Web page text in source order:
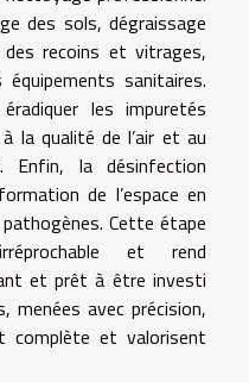
des sols, dégraissage
recoins et vitrages,
sanitaires.
les impuretés
la qualité de l’air et au
la désinfection
de l’espace en
Cette étape
et rend
et prêt à être investi
menées avec précision,
complète et valorisent